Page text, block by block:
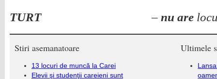
TURT
– nu are
Stiri asemanatoare
13 locuri de muncă la Carei
Elevii şi studenţii careieni sunt
Ultimele